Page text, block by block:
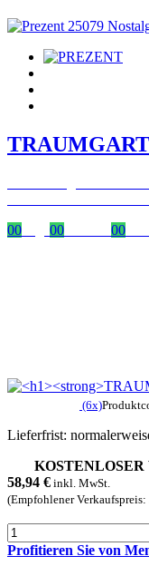
00
00 00
(6x)
Lieferfrist:
KOSTENLOSER
58,94 € inkl. MwSt.
(Empfohlener
Profitieren Sie von